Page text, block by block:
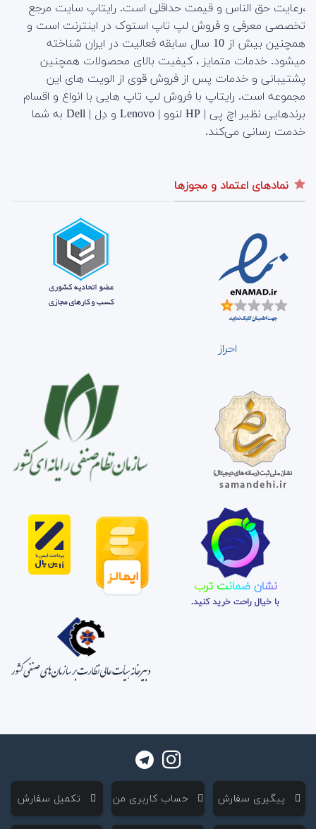
،رعایت حق الناس و قیمت حداقلی است. رایتاپ سایت مرجع
تخصصی معرفی و فروش لپ تاپ استوک در اینترنت است و
همچنین بیش از 10 سال سابقه فعالیت در ایران شناخته
میشود. خدمات متمایز ، کیفیت بالای محصولات همچنین
پشتیبانی و خدمات پس از فروش قوی از الویت های این
مجموعه است. رایتاپ با فروش لپ تاپ هایی با انواع و اقسام
برندهایی نظیر اچ پی | HP لنوو | Lenovo و دِل | Dell به شما
خدمت رسانی می‌کند.
نمادهای اعتماد و مجوزها
احراز
نشان ضمانت ترب
با خیال راحت خرید کنید.
‌ پیگیری سفارش ‌ حساب کاربری من ‌ تکمیل سفارش